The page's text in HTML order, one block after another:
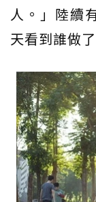
人。」陸續
天看到誰做